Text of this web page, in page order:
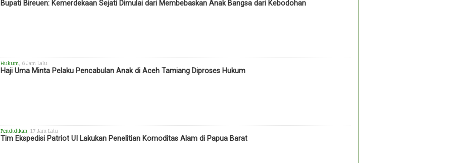
Bupati Bireuen: Kemerdekaan Sejati Dimulai dari Membebaskan Anak Bangsa dari Kebodohan
Hukum , 6 Jam Lalu
Haji Uma Minta Pelaku Pencabulan Anak di Aceh Tamiang Diproses Hukum
Pendidikan , 17 Jam Lalu
Tim Ekspedisi Patriot UI Lakukan Penelitian Komoditas Alam di Papua Barat